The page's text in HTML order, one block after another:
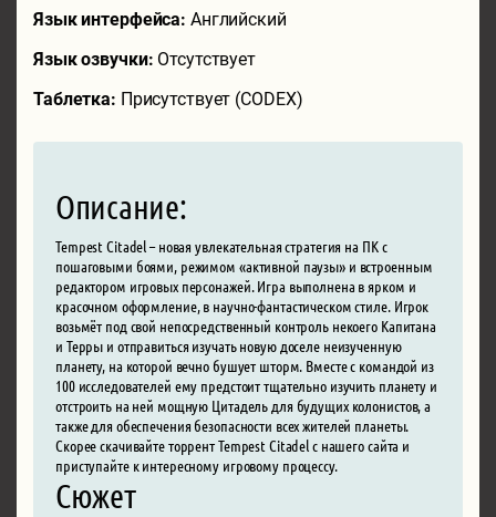
Язык интерфейса: Английский
Язык озвучки: Отсутствует
Таблетка: Присутствует (CODEX)
Описание:
Tempest Citadel – новая увлекательная стратегия на ПК с
пошаговыми боями, режимом «активной паузы» и встроенным
редактором игровых персонажей. Игра выполнена в ярком и
красочном оформление, в научно-фантастическом стиле. Игрок
возьмёт под свой непосредственный контроль некоего Капитана
и Терры и отправиться изучать новую доселе неизученную
планету, на которой вечно бушует шторм. Вместе с командой из
100 исследователей ему предстоит тщательно изучить планету и
отстроить на ней мощную Цитадель для будущих колонистов, а
также для обеспечения безопасности всех жителей планеты.
Скорее скачивайте торрент Tempest Citadel с нашего сайта и
приступайте к интересному игровому процессу.
Сюжет